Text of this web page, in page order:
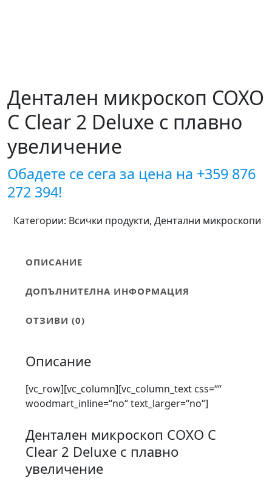
Дентален микроскоп COXO
C Clear 2 Deluxe с плавно
увеличение
Обадете се сега за цена на +359 876
272 394!
Категории: Всички продукти, Дентални микроскопи
ОПИСАНИЕ
ДОПЪЛНИТЕЛНА ИНФОРМАЦИЯ
ОТЗИВИ (0)
Описание
[vc_row][vc_column][vc_column_text css=““
woodmart_inline=“no“ text_larger=“no“]
Дентален микроскоп COXO C
Clear 2 Deluxe с плавно
увеличение